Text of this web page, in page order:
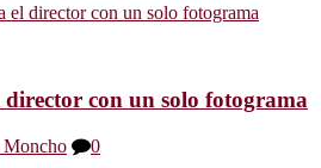
con un solo fotograma
Moncho 0